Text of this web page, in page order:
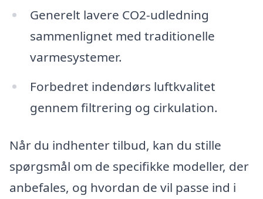
Generelt lavere CO2-udledning
sammenlignet med traditionelle
varmesystemer.
Forbedret indendørs luftkvalitet
gennem filtrering og cirkulation.
Når du indhenter tilbud, kan du stille
spørgsmål om de specifikke modeller, der
anbefales, og hvordan de vil passe ind i